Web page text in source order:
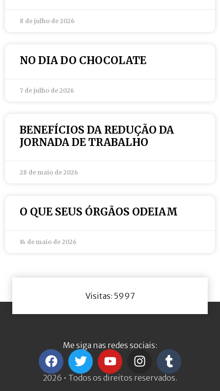
8 de julho de 2026
NO DIA DO CHOCOLATE
7 de julho de 2026
BENEFÍCIOS DA REDUÇÃO DA
JORNADA DE TRABALHO
28 de maio de 2026
O QUE SEUS ÓRGÃOS ODEIAM
14 de maio de 2026
Visitas: 5997
Me siga nas redes sociais:
2026 • Todos os direitos reservados.